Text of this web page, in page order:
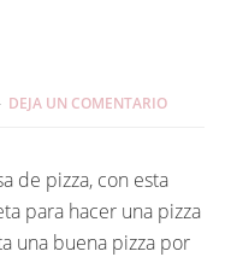
DEJA UN COMENTARIO
de pizza, con esta
para hacer una pizza
una buena pizza por